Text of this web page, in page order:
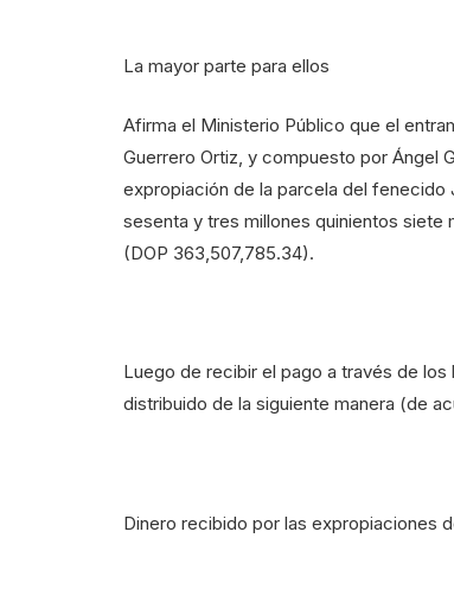
La mayor parte para ellos
Afirma el Ministerio Público que el
Guerrero Ortiz, y compuesto por Ángel
expropiación de la parcela del
sesenta y tres millones quinientos
(DOP 363,507,785.34).
Luego de recibir el pago a través de
distribuido de la siguiente manera (de
Dinero recibido por las expropiaciones